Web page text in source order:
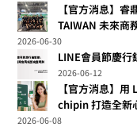
【官方消息】
TAIWAN 未來商
2026-06-30
LINE會員節慶行
2026-06-12
【官方消息】
chipin 打造全新
2026-06-08